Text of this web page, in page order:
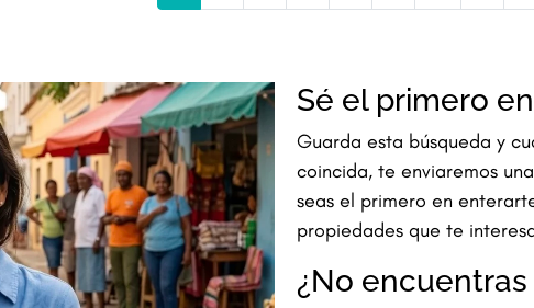
Sé el primero
Guarda esta búsqueda y
coincida, te enviaremos
seas el primero en
propiedades que te
¿No